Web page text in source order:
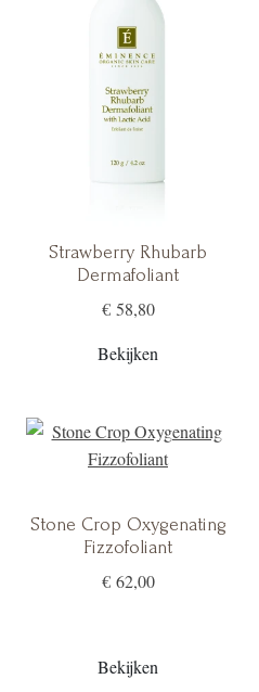
Strawberry Rhubarb
Dermafoliant
€ 58,80
Bekijken
Stone Crop Oxygenating
Fizzofoliant
€ 62,00
Bekijken